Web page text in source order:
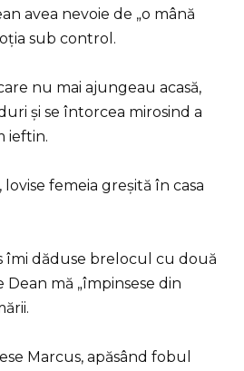
avea nevoie de „o mână
sub control.
nu mai ajungeau acasă,
și se întorcea mirosind a
ieftin.
lovise femeia greșită în casa
îmi dăduse brelocul cu două
Dean mă „împinsese din
Marcus, apăsând fobul